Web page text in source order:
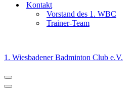
Kontakt
Vorstand des 1. WBC
Trainer-Team
1. Wiesbadener Badminton Club e.V.
Navigationsmenü
Navigationsmenü